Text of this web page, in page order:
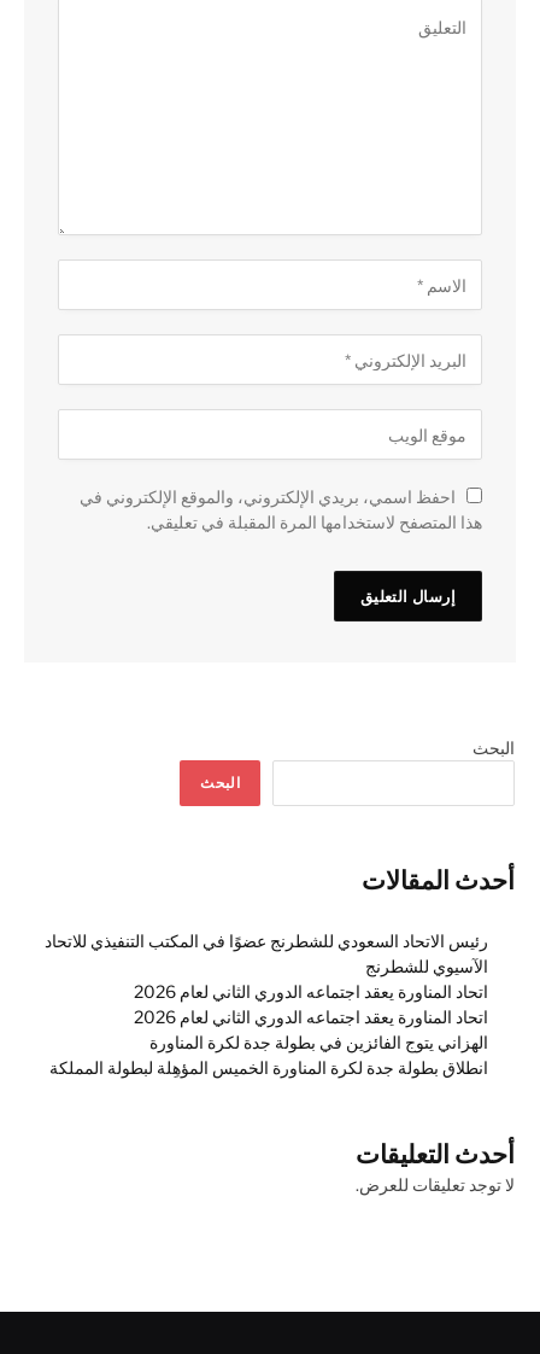
احفظ اسمي، بريدي الإلكتروني، والموقع الإلكتروني في
هذا المتصفح لاستخدامها المرة المقبلة في تعليقي.
البحث
البحث
أحدث المقالات
رئيس الاتحاد السعودي للشطرنج عضوًا في المكتب التنفيذي للاتحاد
الآسيوي للشطرنج
اتحاد المناورة يعقد اجتماعه الدوري الثاني لعام 2026
اتحاد المناورة يعقد اجتماعه الدوري الثاني لعام 2026
الهزاني يتوج الفائزين في بطولة جدة لكرة المناورة
انطلاق بطولة جدة لكرة المناورة الخميس المؤهِلة لبطولة المملكة
أحدث التعليقات
لا توجد تعليقات للعرض.